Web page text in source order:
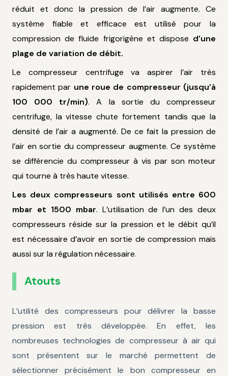
réduit et donc la pression de l’air augmente. Ce
système fiable et efficace est utilisé pour la
compression de fluide frigorigène et dispose d’une
plage de variation de débit.
Le compresseur centrifuge va aspirer l’air très
rapidement par une roue de compresseur (jusqu’à
100 000 tr/min). A la sortie du compresseur
centrifuge, la vitesse chute fortement tandis que la
densité de l’air a augmenté. De ce fait la pression de
l’air en sortie du compresseur augmente. Ce système
se différencie du compresseur à vis par son moteur
qui tourne à très haute vitesse.
Les deux compresseurs sont utilisés entre 600
mbar et 1500 mbar. L’utilisation de l’un des deux
compresseurs réside sur la pression et le débit qu’il
est nécessaire d’avoir en sortie de compression mais
aussi sur la régulation nécessaire.
Atouts
L’utilité des compresseurs pour délivrer la basse
pression est très développée. En effet, les
nombreuses technologies de compresseur à air qui
sont présentent sur le marché permettent de
sélectionner précisément le bon compresseur en